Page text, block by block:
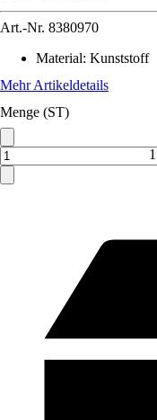
Art.-Nr. 8380970
Material: Kunststoff
Mehr Artikeldetails
Menge (ST)